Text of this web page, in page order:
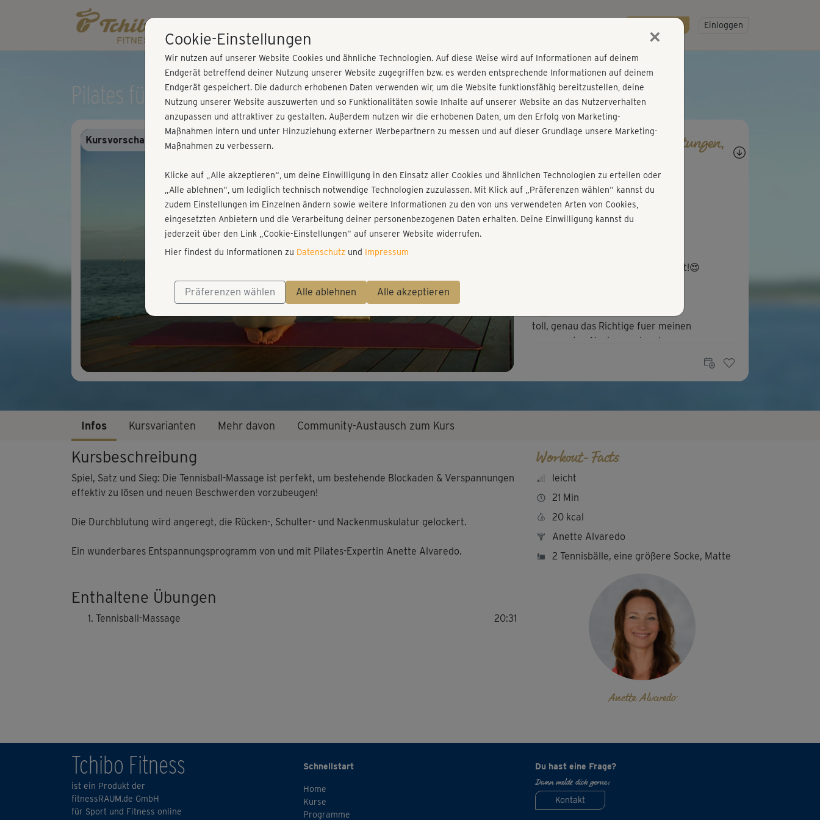
Gratis testen! Einloggen
Pilates für den Rücken - Tennisball-Massage
Play
Video
Kursvorschau - Anmelden und alles trainieren!
Fragen, Antworten, Bewertungen,
A
Anja422
Super entspannend! 😍😍😍
Einfach nur toll. Schon oft gemacht!😍
toll, genau das Richtige fuer meinen
verspannten Nacken und meine...
Infos Kursvarianten Mehr davon Community-Austausch zum Kurs
Kursbeschreibung
Spiel, Satz und Sieg: Die Tennisball-Massage ist perfekt, um bestehende Blockaden & Verspannungen
effektiv zu lösen und neuen Beschwerden vorzubeugen!
Die Durchblutung wird angeregt, die Rücken-, Schulter- und Nackenmuskulatur gelockert.
Ein wunderbares Entspannungsprogramm von und mit Pilates-Expertin Anette Alvaredo.
Enthaltene Übungen
Tennisball-Massage 20:31
Workout-Facts
leicht
21 Min
20 kcal
Anette Alvaredo
2 Tennisbälle, eine größere Socke, Matte
Anette Alvaredo
Tchibo Fitness
ist ein Produkt der
fitnessRAUM.de GmbH
für Sport und Fitness online
Schnellstart
Home
Kurse
Programme
Du hast eine Frage?
Dann melde dich gerne:
Kontakt
Cookie-Einstellungen ×
Wir nutzen auf unserer Website Cookies und ähnliche Technologien. Auf diese Weise wird auf Informationen auf deinem
Endgerät betreffend deiner Nutzung unserer Website zugegriffen bzw. es werden entsprechende Informationen auf deinem
Endgerät gespeichert. Die dadurch erhobenen Daten verwenden wir, um die Website funktionsfähig bereitzustellen, deine
Nutzung unserer Website auszuwerten und so Funktionalitäten sowie Inhalte auf unserer Website an das Nutzerverhalten
anzupassen und attraktiver zu gestalten. Außerdem nutzen wir die erhobenen Daten, um den Erfolg von Marketing-
Maßnahmen intern und unter Hinzuziehung externer Werbepartnern zu messen und auf dieser Grundlage unsere Marketing-
Maßnahmen zu verbessern.
Klicke auf „Alle akzeptieren“, um deine Einwilligung in den Einsatz aller Cookies und ähnlichen Technologien zu erteilen oder
„Alle ablehnen“, um lediglich technisch notwendige Technologien zuzulassen. Mit Klick auf „Präferenzen wählen“ kannst du
zudem Einstellungen im Einzelnen ändern sowie weitere Informationen zu den von uns verwendeten Arten von Cookies,
eingesetzten Anbietern und die Verarbeitung deiner personenbezogenen Daten erhalten. Deine Einwilligung kannst du
jederzeit über den Link „Cookie-Einstellungen“ auf unserer Website widerrufen.
Hier findest du Informationen zu Datenschutz und Impressum
Präferenzen wählen Alle ablehnen Alle akzeptieren